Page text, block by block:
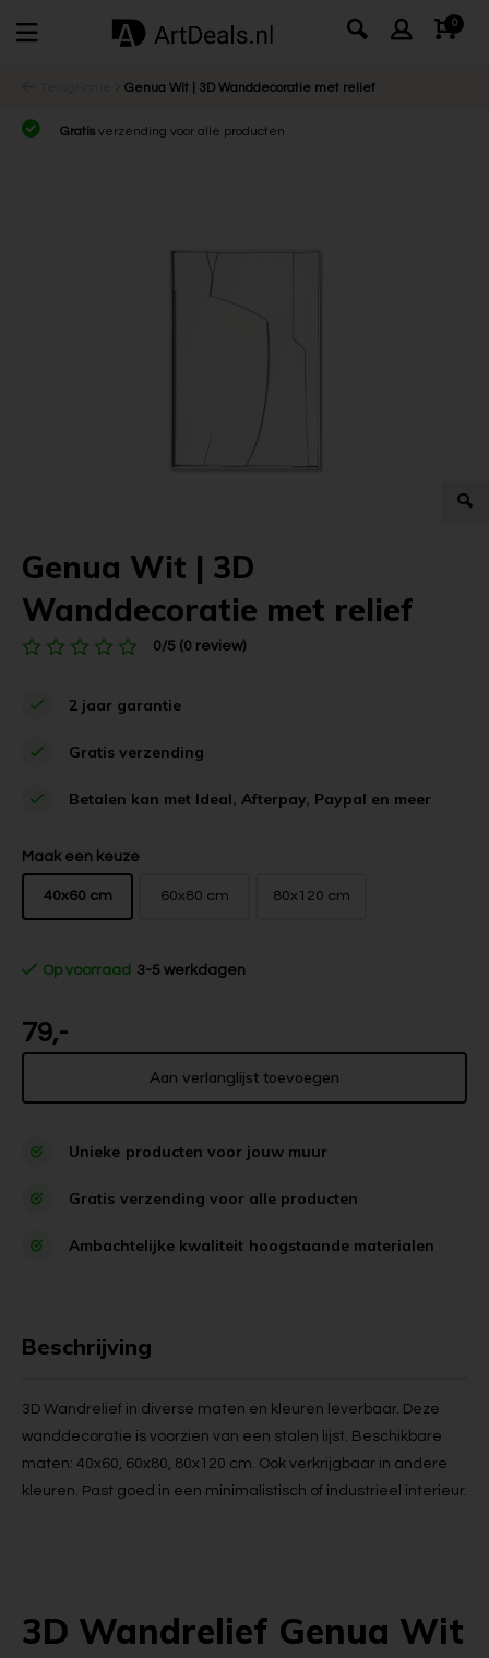
0
Genua Wit | 3D Wanddecoratie met relief
Gratis verzending voor alle producten
Genua Wit | 3D
Wanddecoratie met relief
0/5 (0 review)
2 jaar garantie
Gratis verzending
Betalen kan met Ideal, Afterpay, Paypal en meer
Maak een keuze
40x60 cm 60x80 cm 80x120 cm
Op voorraad 3-5 werkdagen
79,-
Aan verlanglijst toevoegen
Unieke producten voor jouw muur
Gratis verzending voor alle producten
Ambachtelijke kwaliteit hoogstaande materialen
Beschrijving
3D Wandrelief in diverse maten en kleuren leverbaar. Deze
wanddecoratie is voorzien van een stalen lijst. Beschikbare
maten: 40x60, 60x80, 80x120 cm. Ook verkrijgbaar in andere
kleuren. Past goed in een minimalistisch of industrieel interieur.
3D Wandrelief Genua Wit